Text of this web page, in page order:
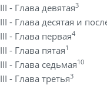
III - Глава девятая3
III - Глава десятая и
III - Глава первая4
III - Глава пятая1
III - Глава седьмая10
III - Глава третья3